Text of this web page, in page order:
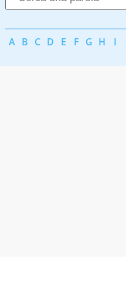
A B C D E F G H I